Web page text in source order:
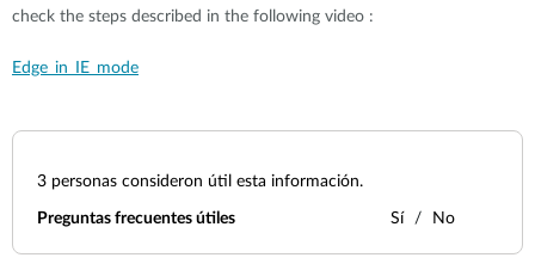
check the steps described in the following video :
Edge_in_IE_mode
3 personas consideron útil esta información.
Preguntas frecuentes útiles Sí No